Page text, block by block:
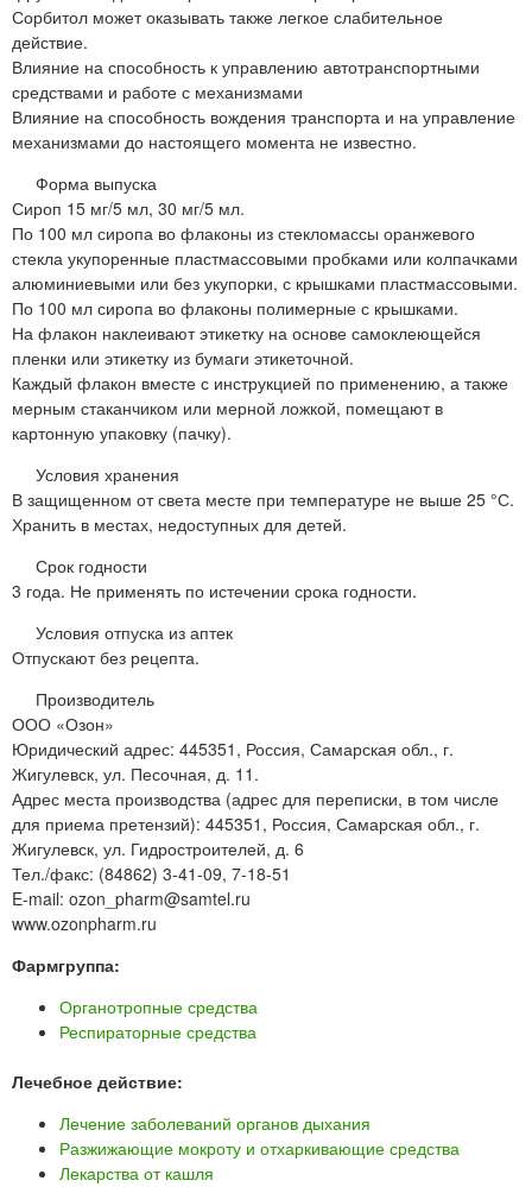
Сорбитол может оказывать также легкое слабительное
действие.
Влияние на способность к управлению автотранспортными
средствами и работе с механизмами
Влияние на способность вождения транспорта и на управление
механизмами до настоящего момента не известно.
Форма выпуска
Сироп 15 мг/5 мл, 30 мг/5 мл.
По 100 мл сиропа во флаконы из стекломассы оранжевого
стекла укупоренные пластмассовыми пробками или колпачками
алюминиевыми или без укупорки, с крышками пластмассовыми.
По 100 мл сиропа во флаконы полимерные с крышками.
На флакон наклеивают этикетку на основе самоклеющейся
пленки или этикетку из бумаги этикеточной.
Каждый флакон вместе с инструкцией по применению, а также
мерным стаканчиком или мерной ложкой, помещают в
картонную упаковку (пачку).
Условия хранения
В защищенном от света месте при температуре не выше 25 °С.
Хранить в местах, недоступных для детей.
Срок годности
3 года. Не применять по истечении срока годности.
Условия отпуска из аптек
Отпускают без рецепта.
Производитель
ООО «Озон»
Юридический адрес: 445351, Россия, Самарская обл., г.
Жигулевск, ул. Песочная, д. 11.
Адрес места производства (адрес для переписки, в том числе
для приема претензий): 445351, Россия, Самарская обл., г.
Жигулевск, ул. Гидростроителей, д. 6
Тел./факс: (84862) 3-41-09, 7-18-51
E-mail: ozon_pharm@samtel.ru
www.ozonpharm.ru
Фармгруппа:
Органотропные средства
Респираторные средства
Лечебное действие:
Лечение заболеваний органов дыхания
Разжижающие мокроту и отхаркивающие средства
Лекарства от кашля